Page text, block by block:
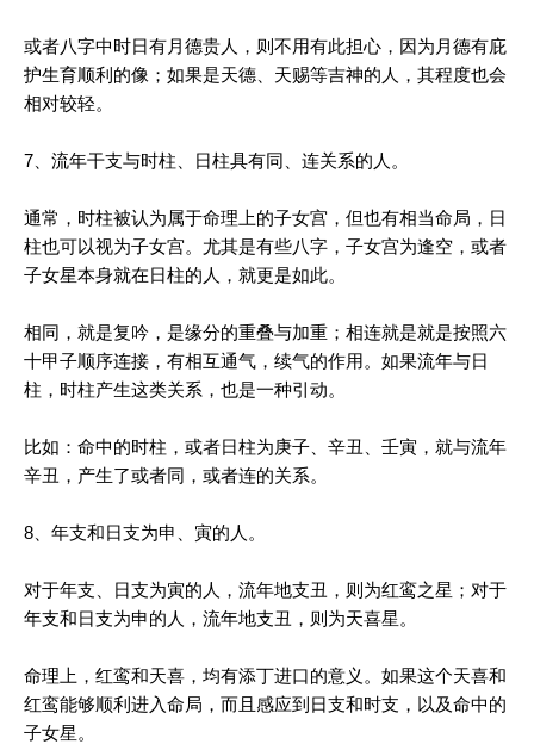
或者八字中时日有月德贵人，则不用有此担心，因为月德有庇
护生育顺利的像；如果是天德、天赐等吉神的人，其程度也会
相对较轻。
7、流年干支与时柱、日柱具有同、连关系的人。
通常，时柱被认为属于命理上的子女宫，但也有相当命局，日
柱也可以视为子女宫。尤其是有些八字，子女宫为逢空，或者
子女星本身就在日柱的人，就更是如此。
相同，就是复吟，是缘分的重叠与加重；相连就是就是按照六
十甲子顺序连接，有相互通气，续气的作用。如果流年与日
柱，时柱产生这类关系，也是一种引动。
比如：命中的时柱，或者日柱为庚子、辛丑、壬寅，就与流年
辛丑，产生了或者同，或者连的关系。
8、年支和日支为申、寅的人。
对于年支、日支为寅的人，流年地支丑，则为红鸾之星；对于
年支和日支为申的人，流年地支丑，则为天喜星。
命理上，红鸾和天喜，均有添丁进口的意义。如果这个天喜和
红鸾能够顺利进入命局，而且感应到日支和时支，以及命中的
子女星。